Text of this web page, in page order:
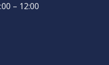
– 12:00